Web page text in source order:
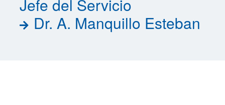
Jefe del Servicio
Dr. A. Manquillo Esteban